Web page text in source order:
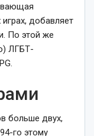
добавляет
По этой же
ЛГБТ-
больше двух,
го этому